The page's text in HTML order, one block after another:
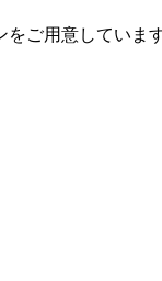
ご用意しています